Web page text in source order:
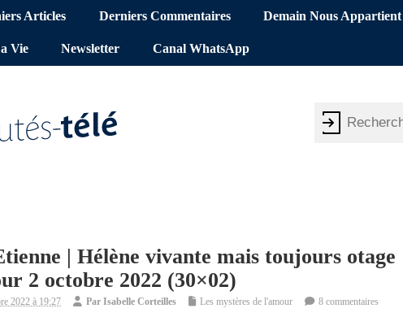
Articles Derniers Commentaires Demain Nous Appartient
Vie Newsletter Canal WhatsApp
| Hélène vivante mais toujours otage
2 octobre 2022 (30×02)
2022 à 19:27 Par Isabelle Corteilles Les mystères de l'amour 8 commentaires